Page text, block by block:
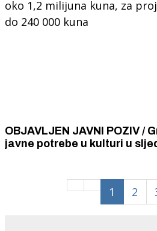
OBJAVLJEN JAVNI POZIV /
javne potrebe u kulturi u
1 2